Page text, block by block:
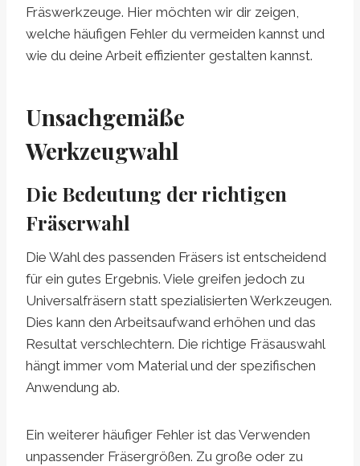
Fräswerkzeuge. Hier möchten wir dir zeigen,
welche häufigen Fehler du vermeiden kannst und
wie du deine Arbeit effizienter gestalten kannst.
Unsachgemäße
Werkzeugwahl
Die Bedeutung der richtigen
Fräserwahl
Die Wahl des passenden Fräsers ist entscheidend
für ein gutes Ergebnis. Viele greifen jedoch zu
Universalfräsern statt spezialisierten Werkzeugen.
Dies kann den Arbeitsaufwand erhöhen und das
Resultat verschlechtern. Die richtige Fräsauswahl
hängt immer vom Material und der spezifischen
Anwendung ab.
Ein weiterer häufiger Fehler ist das Verwenden
unpassender Fräsergrößen. Zu große oder zu